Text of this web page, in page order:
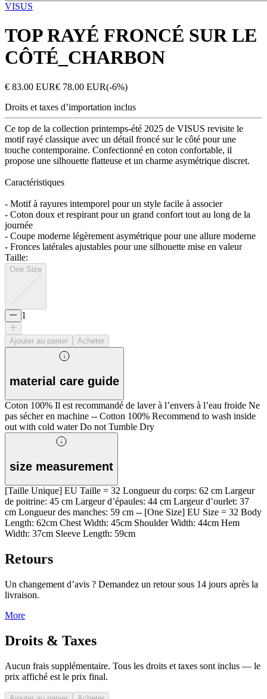
VISUS
TOP RAYÉ FRONCÉ SUR LE
CÔTÉ_CHARBON
€ 83.00 EUR€ 78.00 EUR(-6%)
Droits et taxes d’importation inclus
Ce top de la collection printemps-été 2025 de VISUS revisite le
motif rayé classique avec un détail froncé sur le côté pour une
touche contemporaine. Confectionné en coton confortable, il
propose une silhouette flatteuse et un charme asymétrique discret.
Caractéristiques
- Motif à rayures intemporel pour un style facile à associer
- Coton doux et respirant pour un grand confort tout au long de la
journée
- Coupe moderne légèrement asymétrique pour une allure moderne
- Fronces latérales ajustables pour une silhouette mise en valeur
Taille:
One Size
1
Ajouter au panier Acheter
material care guide
Coton 100% Il est recommandé de laver à l’envers à l’eau froide Ne
pas sécher en machine -- Cotton 100% Recommend to wash inside
out with cold water Do not Tumble Dry
size measurement
[Taille Unique] EU Taille = 32 Longueur du corps: 62 cm Largeur
de poitrine: 45 cm Largeur d’épaules: 44 cm Largeur d’ourlet: 37
cm Longueur des manches: 59 cm -- [One Size] EU Size = 32 Body
Length: 62cm Chest Width: 45cm Shoulder Width: 44cm Hem
Width: 37cm Sleeve Length: 59cm
Retours
Un changement d’avis ? Demandez un retour sous 14 jours après la
livraison.
More
Droits & Taxes
Aucun frais supplémentaire. Tous les droits et taxes sont inclus — le
prix affiché est le prix final.